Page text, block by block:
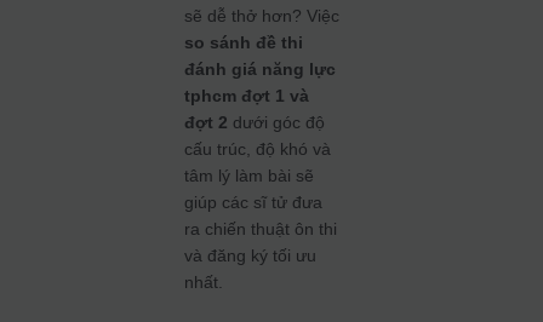
sẽ dễ thở hơn? Việc
so sánh đề thi
đánh giá năng lực
tphcm đợt 1 và
đợt 2 dưới góc độ
cấu trúc, độ khó và
tâm lý làm bài sẽ
giúp các sĩ tử đưa
ra chiến thuật ôn thi
và đăng ký tối ưu
nhất.